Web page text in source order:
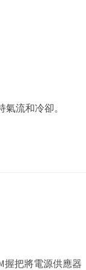
流和冷卻。
握把將電源供應器